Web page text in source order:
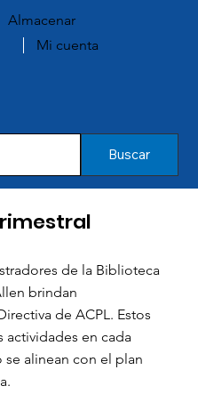
Almacenar
Mi cuenta
Buscar
de la Biblioteca
brindan
de ACPL. Estos
actividades en cada
alinean con el plan